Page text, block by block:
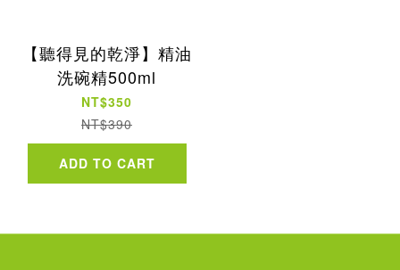
【聽得見的乾淨】精油
洗碗精500ml
NT$350
NT$390
ADD TO CART